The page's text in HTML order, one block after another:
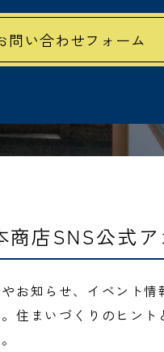
問い合わせフォーム
商店SNS公式ア
お知らせ、イベント情
住まいづくりのヒント